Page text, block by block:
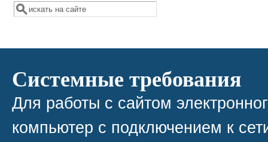
Системные требования
Для работы с сайтом
компьютер с подключением к